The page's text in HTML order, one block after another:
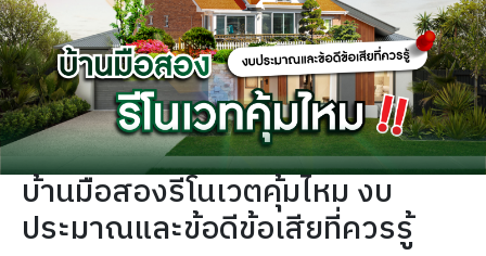
บ้านมือสองรีโนเวตคุ้มไหม งบ
ประมาณและข้อดีข้อเสียที่ควรรู้